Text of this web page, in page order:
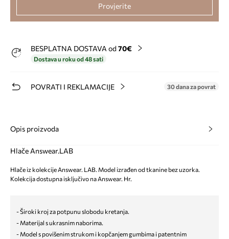
Provjerite
BESPLATNA DOSTAVA od 70€
Dostava u roku od 48 sati
POVRATI I REKLAMACIJE 30 dana za povrat
Opis proizvoda
Hlače Answear.LAB
Hlače iz kolekcije Answear. LAB. Model izrađen od tkanine bez uzorka.
Kolekcija dostupna isključivo na Answear. Hr.
- Široki kroj za potpunu slobodu kretanja.
- Materijal s ukrasnim naborima.
- Model s povišenim strukom i kopčanjem gumbima i patentnim